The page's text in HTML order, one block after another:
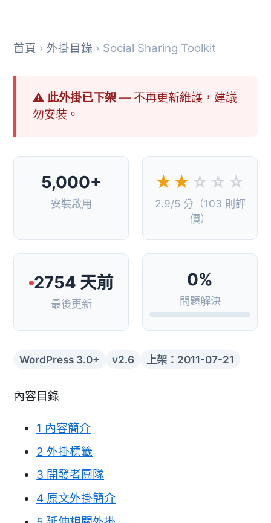
首頁 › 外掛目錄 › Social Sharing Toolkit
⚠ 此外掛已下架— 不再更新維護，建議
勿安裝。
5,000+
安裝啟用
★★ ☆☆☆
2.9/5 分（103 則評
價）
2754 天前
最後更新
0%
問題解決
WordPress 3.0+ v2.6 上架：2011-07-21
內容目錄
1 內容簡介
2 外掛標籤
3 開發者團隊
4 原文外掛簡介